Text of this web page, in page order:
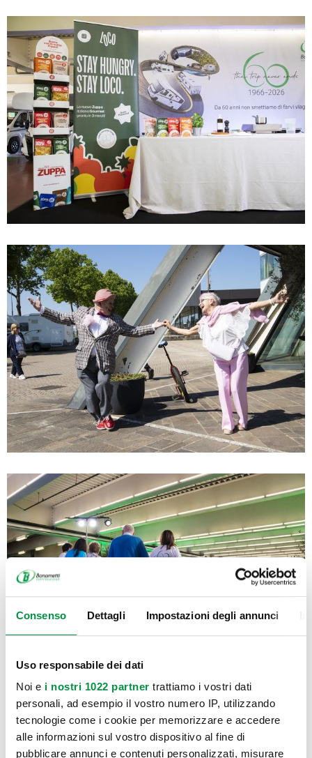
Consenso Dettagli Impostazioni degli annunci
Uso responsabile dei dati
Noi e i nostri 1022 partner trattiamo i vostri dati
personali, ad esempio il vostro numero IP, utilizzando
tecnologie come i cookie per memorizzare e accedere
alle informazioni sul vostro dispositivo al fine di
pubblicare annunci e contenuti personalizzati, misurare